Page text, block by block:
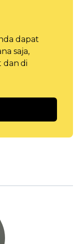
dapat
saja,
dan di